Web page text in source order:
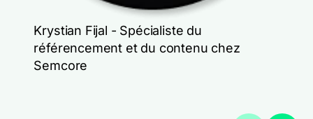
Krystian Fijal - Spécialiste du
référencement et du contenu chez
Semcore